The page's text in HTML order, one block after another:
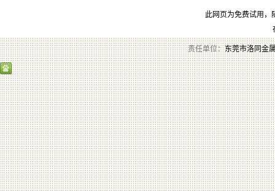
此网页为免费试用，
责任单位：东莞市洛同金